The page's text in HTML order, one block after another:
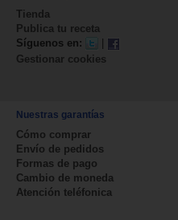
Tienda
Publica tu receta
Síguenos en:
Gestionar cookies
Nuestras garantías
Cómo comprar
Envío de pedidos
Formas de pago
Cambio de moneda
Atención teléfonica